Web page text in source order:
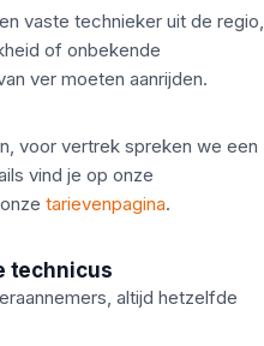
vaste technieker uit de regio,
of onbekende
ver moeten aanrijden.
voor vertrek spreken we een
vind je op onze
tarievenpagina.
technicus
altijd hetzelfde